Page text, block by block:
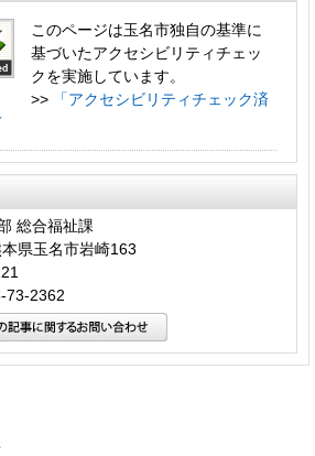
このページは玉名市独自の基準に
基づいたアクセシビリティチェッ
クを実施しています。
>>
「アクセシビリティチェック済
総合福祉課
県玉名市岩崎163
73-2362